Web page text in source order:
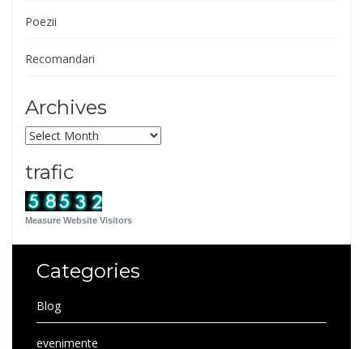
Poezii
Recomandari
Archives
Archives
trafic
Measure Website Visitors
Categories
Blog
evenimente